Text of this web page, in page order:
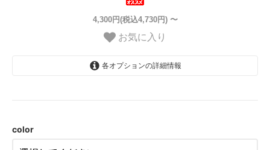
4,300円(税込4,730円) 〜
お気に入り
各オプションの詳細情報
color